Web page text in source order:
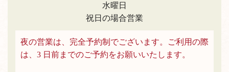
水曜日
祝日の場合営業
夜の営業は、完全予約制でございます。ご利用の際
は、3 日前までのご予約をお願いいたします。